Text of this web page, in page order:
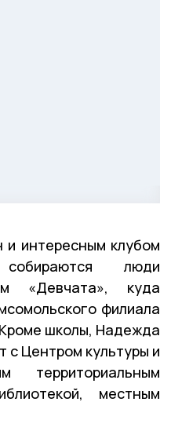
и интересным клубом
люди
«Девчата», куда
филиала
школы, Надежда
с Центром культуры и
территориальным
местным